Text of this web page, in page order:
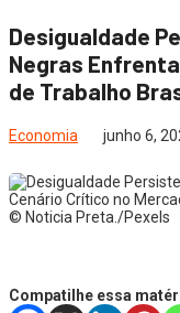
Desigualdade
Negras
de Trabalho
Economia junho 6,
© Noticia Preta./Pexels
Compatilhe essa